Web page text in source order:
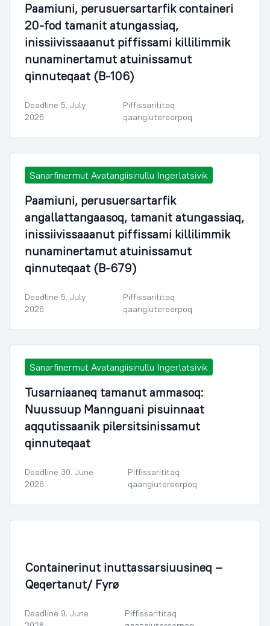
Paamiuni, perusuersartarfik containeri
20-fod tamanit atungassiaq,
inissiivissaaanut piffissami killilimmik
nunaminertamut atuinissamut
qinnuteqaat (B-106)
Deadline 5. July
2026
Piffissarititaq
qaangiutereerpoq
Sanarfinermut Avatangiisinullu Ingerlatsivik
Paamiuni, perusuersartarfik
angallattangaasoq, tamanit atungassiaq,
inissiivissaaanut piffissami killilimmik
nunaminertamut atuinissamut
qinnuteqaat (B-679)
Deadline 5. July
2026
Piffissarititaq
qaangiutereerpoq
Sanarfinermut Avatangiisinullu Ingerlatsivik
Tusarniaaneq tamanut ammasoq:
Nuussuup Mannguani pisuinnaat
aqqutissaanik pilersitsinissamut
qinnuteqaat
Deadline 30. June
2026
Piffissarititaq
qaangiutereerpoq
Containerinut inuttassarsiuusineq –
Qeqertanut/ Fyrø
Deadline 9. June
Piffissarititaq